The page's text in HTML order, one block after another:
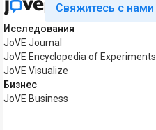
Свяжитесь с нами
Исследования
JoVE Journal
JoVE Encyclopedia of Experiments
JoVE Visualize
Бизнес
JoVE Business